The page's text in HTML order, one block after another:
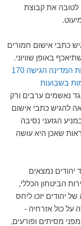
לטובה את קבוצת
כתבי אישום חמורים
באופן שוויוני.
פרקליטות המדינה הגישה 170
בשבועות
המוחלט, 155, כנגד נאשמים ערבים ורק
להגיש כתבי אישום
הגזעני נסיבה
שאכן היא עושה
יהודים נמצאים
הביטחון הכללי,
יהודים יזכו ליחס
על כול אזרחיה -
מסיתים ופורעים,